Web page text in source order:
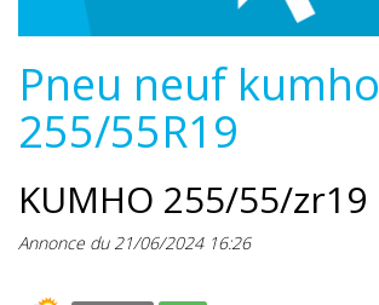
Pneu neuf kumho
255/55R19
KUMHO 255/55/zr19
Annonce du 21/06/2024 16:26